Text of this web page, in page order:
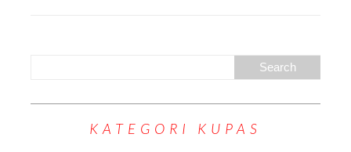
KATEGORI KUPAS